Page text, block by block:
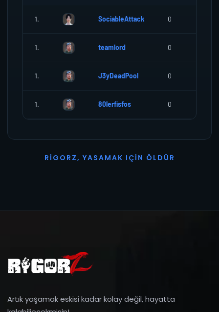
1. SociableAttack 0
1. teamlord 0
1. J3yDeadPool 0
1. 80lerfisfos 0
R I G O R Z, YASAMAK I ÇI N Ö L D Ü R
Artık yaşamak eskisi kadar kolay değil, hayatta